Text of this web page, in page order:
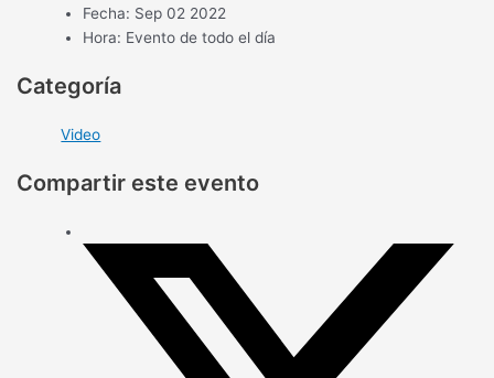
Fecha: Sep 02 2022
Hora: Evento de todo el día
Categoría
Video
Compartir este evento